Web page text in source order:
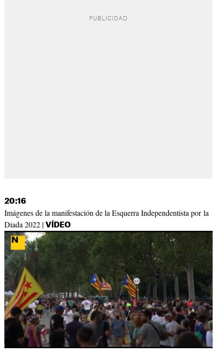
20:16
Imágenes de la manifestación de la Esquerra Independentista por la
Diada 2022 | VÍDEO